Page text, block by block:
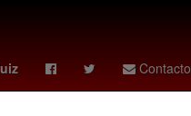
Contacto
- pasto